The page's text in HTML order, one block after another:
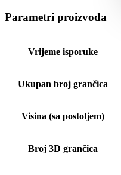
Parametri proizvoda
Vrijeme isporuke
Ukupan broj grančica
Visina (sa postoljem)
Broj 3D grančica